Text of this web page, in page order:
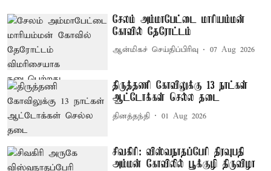
சேலம் அம்மாபேட்டை மாரியம்மன்
கோவில் தேரோட்டம்
ஆன்மிகச் செய்திப்பிரிவு 07 Aug 2026
திருத்தணி கோவிலுக்கு 13 நாட்கள்
ஆட்டோக்கள் செல்ல தடை
தினத்தந்தி 01 Aug 2026
சிவகிரி: விஸ்வநாதப்பேரி திரவுபதி
அம்மன் கோவிலில் பூக்குழி திருவிழா